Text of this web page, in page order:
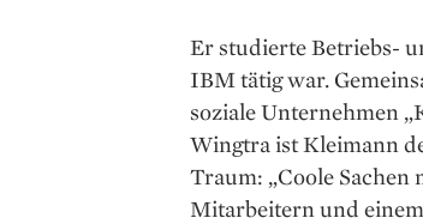
Er studierte Betriebs-
IBM tätig war.
soziale Unternehmen
Wingtra ist Kleimann
Traum: „Coole Sachen
Mitarbeitern und